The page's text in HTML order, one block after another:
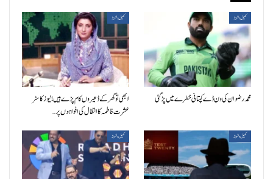
کھیل و شوبز
محمد رضوان کی ون ڈے کپتانی خطرے میں پڑ گئی
کھیل و شوبز
ابھی تو گھر کے ڈھیروں کام پڑے ہیں؛ نیوز کاسٹر
عشرت فاطمہ کا انتقال کی افواہوں پر…
کھیل و شوبز کھیل و شوبز